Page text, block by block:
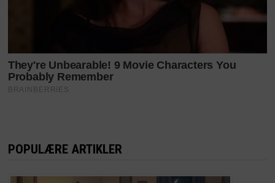
POPULÆRE ARTIKLER